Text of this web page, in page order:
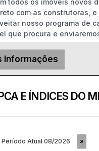
E ÍNDICES DO
Período Atual 08/2026 »